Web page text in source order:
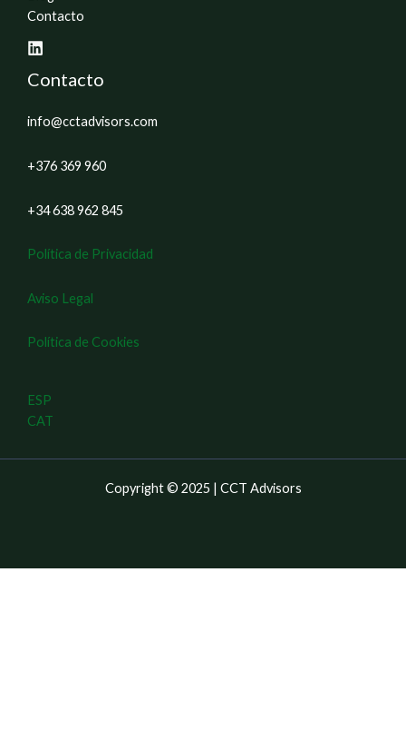
Contacto
Contacto
info@cctadvisors.com
+376 369 960
+34 638 962 845
Política de Privacidad
Aviso Legal
Política de Cookies
ESP
CAT
Copyright © 2025 | CCT Advisors